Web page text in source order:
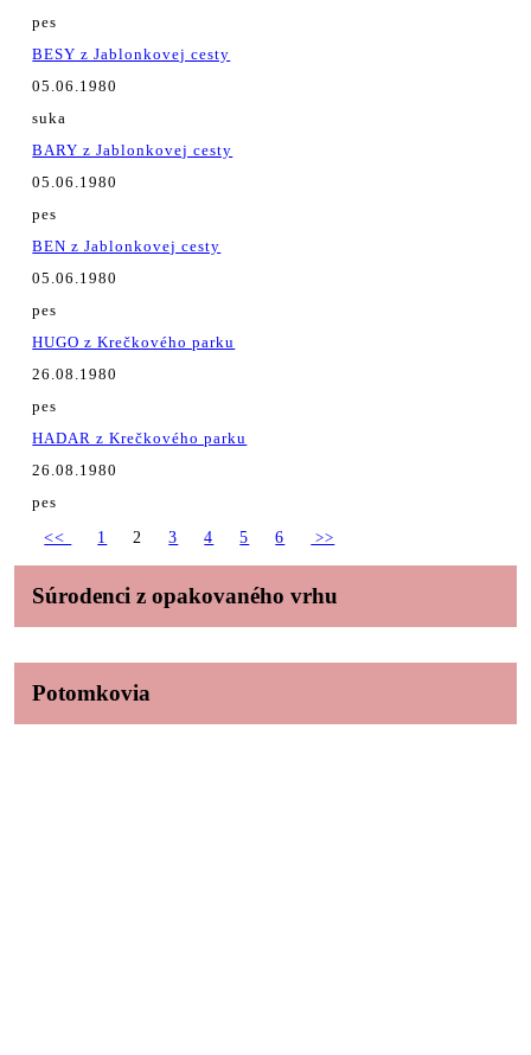
pes
BESY z Jablonkovej cesty
05.06.1980
suka
BARY z Jablonkovej cesty
05.06.1980
pes
BEN z Jablonkovej cesty
05.06.1980
pes
HUGO z Krečkového parku
26.08.1980
pes
HADAR z Krečkového parku
26.08.1980
pes
<<
1 2 3 4 5 6 >>
Súrodenci z opakovaného vrhu
Potomkovia